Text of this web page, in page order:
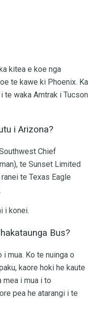
kitea e koe nga
te kawe ki Phoenix. Ka
te waka Amtrak i Tucson
i Arizona?
Chief
te Sunset Limited
te Texas Eagle
i konei.
Bus?
mua. Ko te nuinga o
kaore hoki he kaute
mea i mua i to
pea he atarangi i te